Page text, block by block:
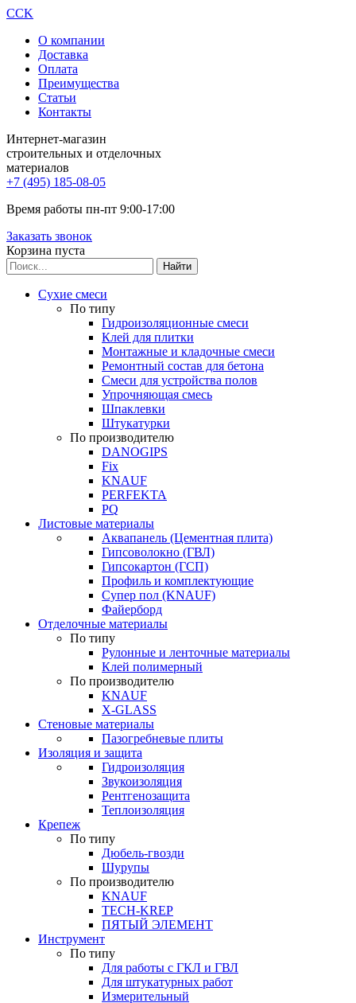
CCK
О компании
Доставка
Оплата
Преимущества
Статьи
Контакты
Интернет-магазин
строительных и отделочных
материалов
+7 (495) 185-08-05
Время работы пн-пт 9:00-17:00
Заказать звонок
Корзина пуста
Сухие смеси
По типу
Гидроизоляционные смеси
Клей для плитки
Монтажные и кладочные смеси
Ремонтный состав для бетона
Смеси для устройства полов
Упрочняющая смесь
Шпаклевки
Штукатурки
По производителю
DANOGIPS
Fix
KNAUF
PERFEKTA
PQ
Листовые материалы
Аквапанель (Цементная плита)
Гипсоволокно (ГВЛ)
Гипсокартон (ГСП)
Профиль и комплектующие
Супер пол (KNAUF)
Файерборд
Отделочные материалы
По типу
Рулонные и ленточные материалы
Клей полимерный
По производителю
KNAUF
X-GLASS
Стеновые материалы
Пазогребневые плиты
Изоляция и защита
Гидроизоляция
Звукоизоляция
Рентгенозащита
Теплоизоляция
Крепеж
По типу
Дюбель-гвозди
Шурупы
По производителю
KNAUF
TECH-KREP
ПЯТЫЙ ЭЛЕМЕНТ
Инструмент
По типу
Для работы с ГКЛ и ГВЛ
Для штукатурных работ
Измерительный